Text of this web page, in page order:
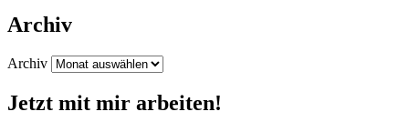
Archiv
Archiv
Jetzt mit mir arbeiten!